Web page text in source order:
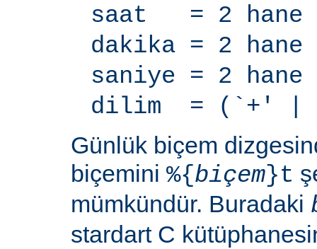
saat = 2 hane
dakika = 2 hane
saniye = 2 hane
dilim = (`+' |
Günlük biçem
biçemini %{ biçem }t
mümkündür. Buradaki
stardart C